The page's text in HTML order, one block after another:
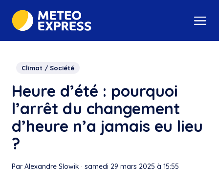
Climat / Société
Heure d’été : pourquoi
l’arrêt du changement
d’heure n’a jamais eu lieu
?
Par Alexandre Slowik · samedi 29 mars 2025 à 15:55